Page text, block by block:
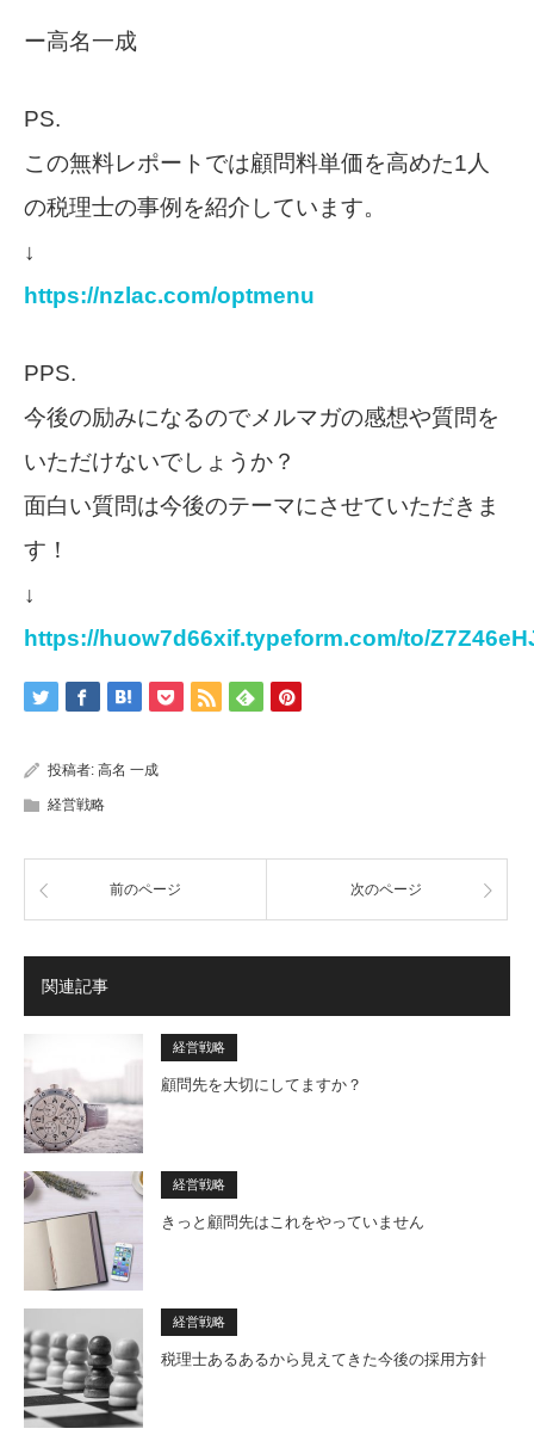
ー高名一成
PS.
この無料レポートでは顧問料単価を高めた1人
の税理士の事例を紹介しています。
↓
https://nzlac.com/optmenu
PPS.
今後の励みになるのでメルマガの感想や質問を
いただけないでしょうか？
面白い質問は今後のテーマにさせていただきま
す！
↓
https://huow7d66xif.typeform.com/to/
投稿者: 高名 一成
経営戦略
前のページ 次のページ
関連記事
経営戦略
顧問先を大切にしてますか？
経営戦略
きっと顧問先はこれをやっていません
経営戦略
税理士あるあるから見えてきた今後の採用方針